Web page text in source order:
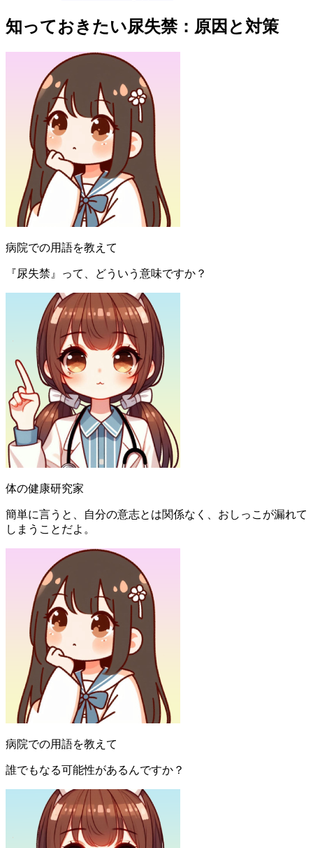
知っておきたい尿失禁：原因と対策
病院での用語を教えて
『尿失禁』って、どういう意味ですか？
体の健康研究家
簡単に言うと、自分の意志とは関係なく、おしっこが漏れて
しまうことだよ。
病院での用語を教えて
誰でもなる可能性があるんですか？